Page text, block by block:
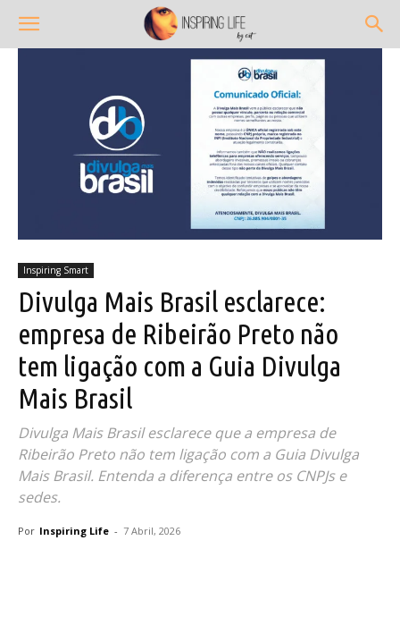
Inspiring Smart
Divulga Mais Brasil esclarece:
empresa de Ribeirão Preto não
tem ligação com a Guia Divulga
Mais Brasil
Divulga Mais Brasil esclarece que a empresa de
Ribeirão Preto não tem ligação com a Guia Divulga
Mais Brasil. Entenda a diferença entre os CNPJs e
sedes.
Por Inspiring Life - 7 Abril, 2026